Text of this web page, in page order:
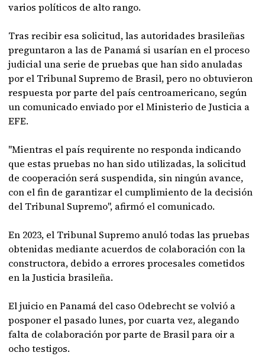
varios políticos de alto rango.
Tras recibir esa solicitud, las autoridades brasileñas
preguntaron a las de Panamá si usarían en el proceso
judicial una serie de pruebas que han sido anuladas
por el Tribunal Supremo de Brasil, pero no obtuvieron
respuesta por parte del país centroamericano, según
un comunicado enviado por el Ministerio de Justicia a
EFE.
"Mientras el país requirente no responda indicando
que estas pruebas no han sido utilizadas, la solicitud
de cooperación será suspendida, sin ningún avance,
con el fin de garantizar el cumplimiento de la decisión
del Tribunal Supremo", afirmó el comunicado.
En 2023, el Tribunal Supremo anuló todas las pruebas
obtenidas mediante acuerdos de colaboración con la
constructora, debido a errores procesales cometidos
en la Justicia brasileña.
El juicio en Panamá del caso Odebrecht se volvió a
posponer el pasado lunes, por cuarta vez, alegando
falta de colaboración por parte de Brasil para oir a
ocho testigos.